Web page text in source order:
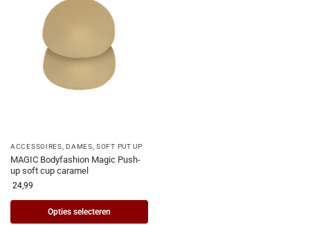
ACCESSOIRES ,DAMES ,SOFT PUT UP
MAGIC Bodyfashion Magic Push-
up soft cup caramel
24,99
Opties selecteren